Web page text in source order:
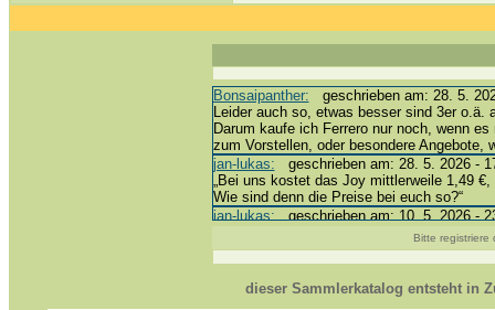
Bonsaipanther: geschrieben am: 28. 5.
Leider auch so, etwas besser sind 3er o.ä.
Darum kaufe ich Ferrero nur noch, wenn
zum Vorstellen, oder besondere Angebote,
jan-lukas: geschrieben am: 28. 5. 2026 -
„Bei uns kostet das Joy mittlerweile 1,49
Wie sind denn die Preise bei euch so?“
jan-lukas:geschrieben am: 10. 5. 2026 -
Bonsaipanther:geschrieben am: 10. 5.
@ Harald
https://www.ue-ei-portal-
Dein Enkel sollte zur Strafe die nächsten
Bitte registriere
dieser Sammlerkatalog entsteht in